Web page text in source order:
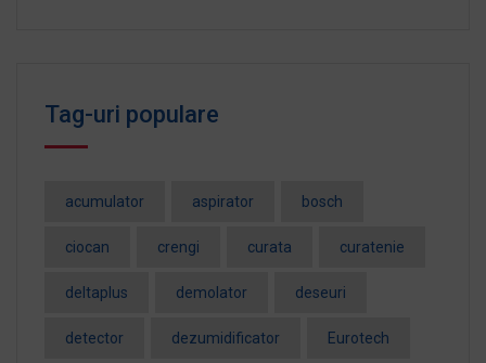
Tag-uri populare
acumulator aspirator bosch
ciocan crengi curata curatenie
deltaplus demolator deseuri
detector dezumidificator Eurotech